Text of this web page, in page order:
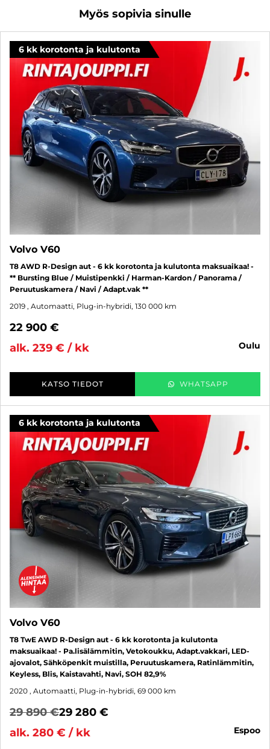
Myös sopivia sinulle
6 kk korotonta ja kulutonta
Volvo V60
T8 AWD R-Design aut - 6 kk korotonta ja kulutonta maksuaikaa! -
** Bursting Blue / Muistipenkki / Harman-Kardon / Panorama /
Peruutuskamera / Navi / Adapt.vak **
2019 , Automaatti, Plug-in-hybridi, 130 000 km
22 900 €
alk. 239 € / kk
oulu
KATSO TIEDOT WHATSAPP
6 kk korotonta ja kulutonta
Volvo V60
T8 TwE AWD R-Design aut - 6 kk korotonta ja kulutonta
maksuaikaa! - Pa.lisälämmitin, Vetokoukku, Adapt.vakkari, LED-
ajovalot, Sähköpenkit muistilla, Peruutuskamera, Ratinlämmitin,
Keyless, Blis, Kaistavahti, Navi, SOH 82,9%
2020 , Automaatti, Plug-in-hybridi, 69 000 km
29 890 €29 280 €
alk. 280 € / kk
espoo